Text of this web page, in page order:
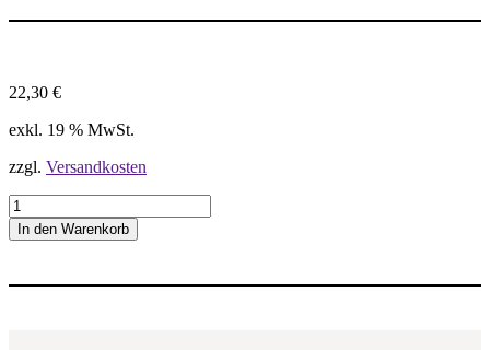
22,30 €
exkl. 19 % MwSt.
zzgl. Versandkosten
1
6
I
1
In den Warenkorb